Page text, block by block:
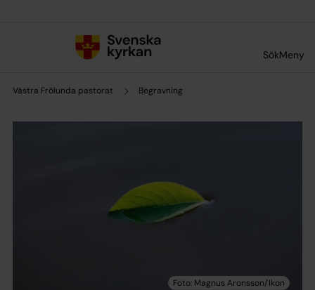
SökMeny
Västra Frölunda pastorat Begravning